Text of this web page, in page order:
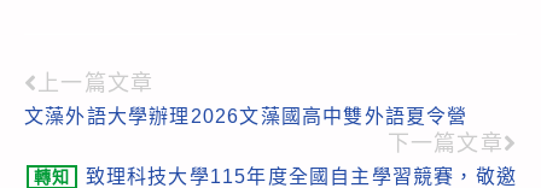
Read
more
articles
上一篇文章
文藻外語大學辦理2026文藻國高中雙外語夏令營
下一篇文章
轉知
致理科技大學115年度全國自主學習競賽，敬邀